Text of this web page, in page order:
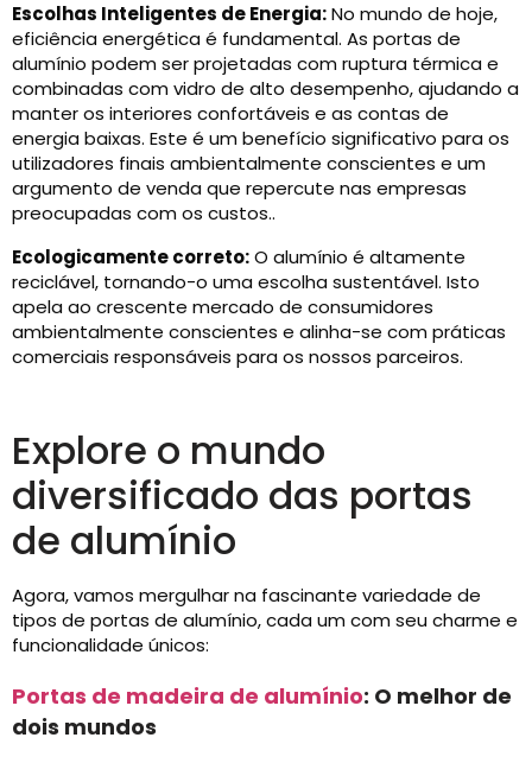
Escolhas Inteligentes de Energia:No mundo de hoje,
eficiência energética é fundamental. As portas de
alumínio podem ser projetadas com ruptura térmica e
combinadas com vidro de alto desempenho, ajudando a
manter os interiores confortáveis ​​e as contas de
energia baixas. Este é um benefício significativo para os
utilizadores finais ambientalmente conscientes e um
argumento de venda que repercute nas empresas
preocupadas com os custos..
Ecologicamente correto:O alumínio é altamente
reciclável, tornando-o uma escolha sustentável. Isto
apela ao crescente mercado de consumidores
ambientalmente conscientes e alinha-se com práticas
comerciais responsáveis ​​para os nossos parceiros.
Explore o mundo
diversificado das portas
de alumínio
Agora, vamos mergulhar na fascinante variedade de
tipos de portas de alumínio, cada um com seu charme e
funcionalidade únicos:
Portas de madeira de alumínio: O melhor de
dois mundos